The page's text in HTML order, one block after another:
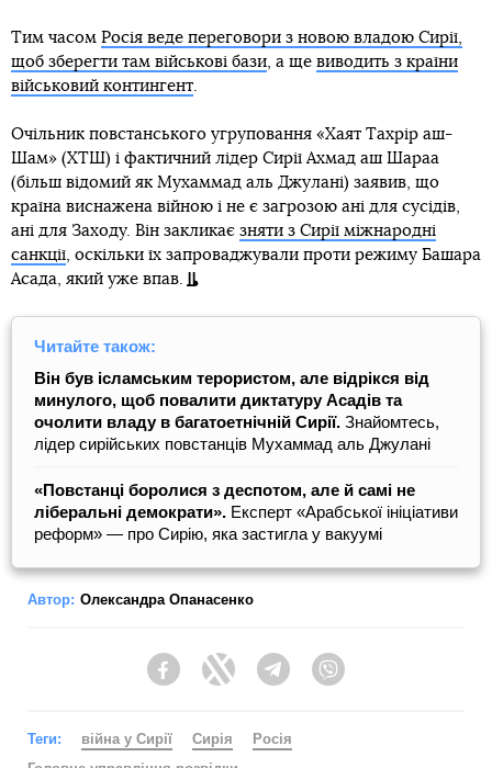
Тим часом Росія веде переговори з новою владою Сирії,
щоб зберегти там військові бази, а ще виводить з країни
військовий контингент.
Очільник повстанського угруповання «Хаят Тахрір аш-
Шам» (ХТШ) і фактичний лідер Сирії Ахмад аш Шараа
(більш відомий як Мухаммад аль Джулані) заявив, що
країна виснажена війною і не є загрозою ані для сусідів,
ані для Заходу. Він закликає зняти з Сирії міжнародні
санкції, оскільки їх запроваджували проти режиму Башара
Асада, який уже впав.
Читайте також:
Він був ісламським терористом, але відрікся від
минулого, щоб повалити диктатуру Асадів та
очолити владу в багатоетнічній Сирії. Знайомтесь,
лідер сирійських повстанців Мухаммад аль Джулані
«Повстанці боролися з деспотом, але й самі не
ліберальні демократи». Експерт «Арабської ініціативи
реформ» — про Сирію, яка застигла у вакуумі
Автор: Олександра Опанасенко
FacebookTwitter Telegram
Теги: війна у Сирії Сирія
Росія